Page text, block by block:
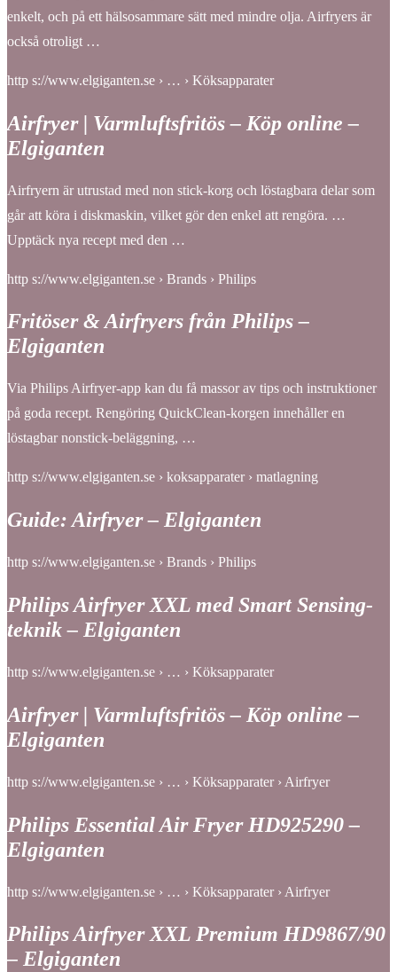
enkelt, och på ett hälsosammare sätt med mindre olja. Airfryers är
också otroligt …
http s://www.elgiganten.se › … › Köksapparater
Airfryer | Varmluftsfritös – Köp online –
Elgiganten
Airfryern är utrustad med non stick-korg och löstagbara delar som
går att köra i diskmaskin, vilket gör den enkel att rengöra. …
Upptäck nya recept med den …
http s://www.elgiganten.se › Brands › Philips
Fritöser & Airfryers från Philips –
Elgiganten
Via Philips Airfryer-app kan du få massor av tips och instruktioner
på goda recept. Rengöring QuickClean-korgen innehåller en
löstagbar nonstick-beläggning, …
http s://www.elgiganten.se › koksapparater › matlagning
Guide: Airfryer – Elgiganten
http s://www.elgiganten.se › Brands › Philips
Philips Airfryer XXL med Smart Sensing-
teknik – Elgiganten
http s://www.elgiganten.se › … › Köksapparater
Airfryer | Varmluftsfritös – Köp online –
Elgiganten
http s://www.elgiganten.se › … › Köksapparater › Airfryer
Philips Essential Air Fryer HD925290 –
Elgiganten
http s://www.elgiganten.se › … › Köksapparater › Airfryer
Philips Airfryer XXL Premium HD9867/90
– Elgiganten